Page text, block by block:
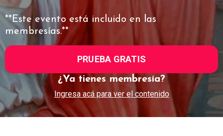
**Este evento está incluido en las
membresías.**
PRUEBA GRATIS
¿Ya tienes membresía?
Ingresa acá para ver el contenido